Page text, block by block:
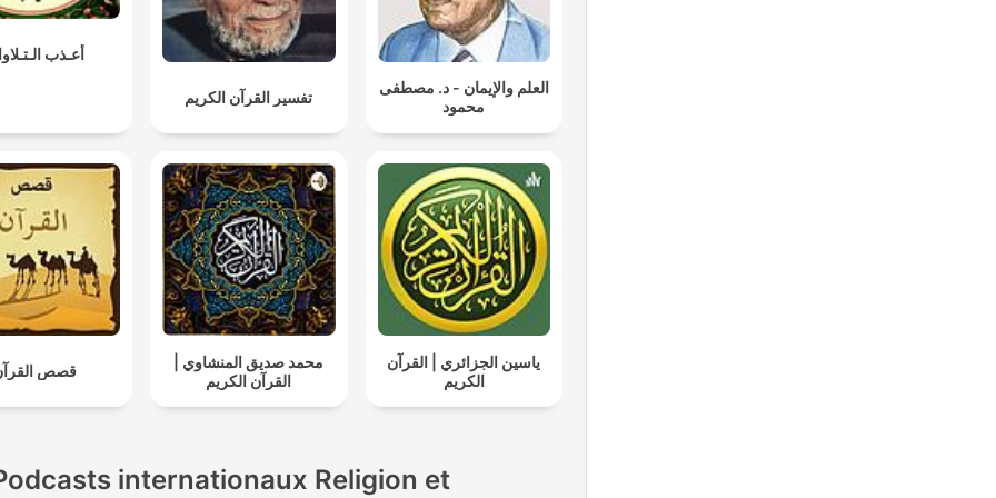
أعـذب
تفسير القرآن الكريم
العلم والإيمان - د. مصطفى
محمود
قصص
محمد صديق المنشاوي |
القرآن الكريم
ياسين الجزائري | القرآن
الكريم
internationaux Religion et